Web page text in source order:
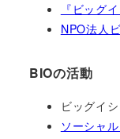
『ビッグ
NPO法人
BIOの活動
ビッグイ
ソーシャ